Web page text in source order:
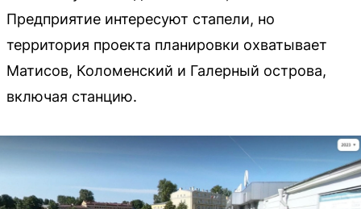
Предприятие интересуют стапели, но
территория проекта планировки охватывает
Матисов, Коломенский и Галерный острова,
включая станцию.